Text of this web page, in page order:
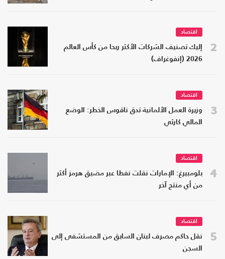
2
اقتصاد
إليك تصنيف الشركات الأكثر ربحا من كأس العالم
2026 (إنفوغراف)
3
اقتصاد
وزيرة العمل الألمانية تدق ناقوس الخطر: الوضع
المالي كارثي
4
اقتصاد
بلومبيرغ: الإمارات نقلت نفطا عبر مضيق هرمز أكثر
من أي منتج آخر
5
اقتصاد
نقل حاكم مصرف لبنان السابق من المستشفى إلى
السجن